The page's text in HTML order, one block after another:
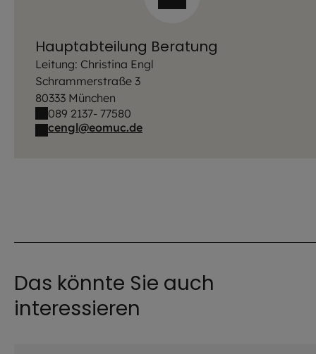
Hauptabteilung Beratung
Leitung: Christina Engl
Schrammerstraße 3
80333 München
089 2137- 77580
cengl@eomuc.de
Das könnte Sie auch
interessieren